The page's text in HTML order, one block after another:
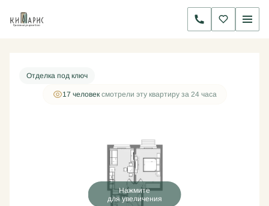
1-комнатная 13 312 500 руб.
Ипотекаот 42 830 руб./мес.
Отделка под ключ
17 человек смотрели эту квартиру за 24 часа
Нажмите
для увеличения